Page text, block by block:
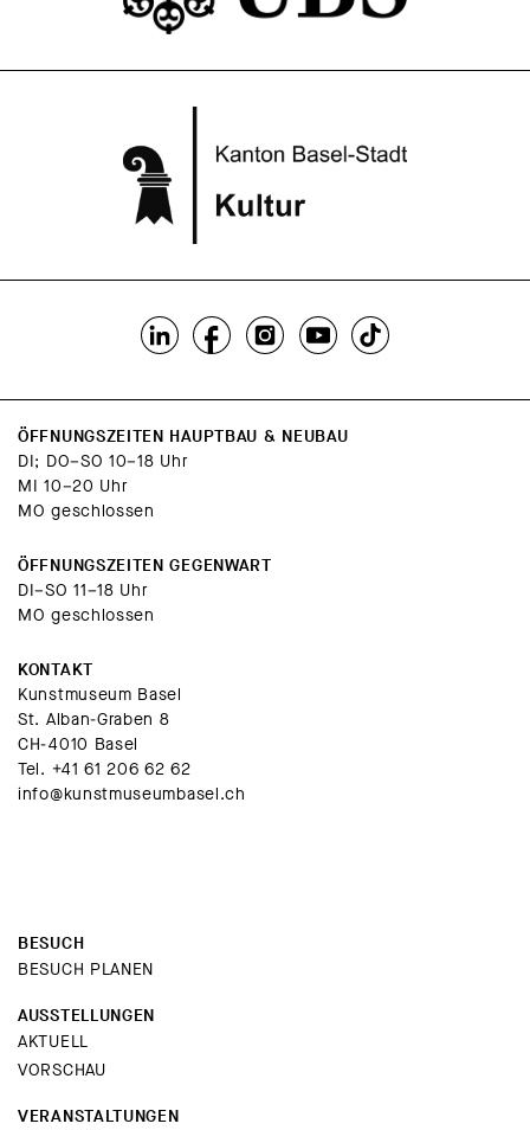
ÖFFNUNGSZEITEN HAUPTBAU & NEUBAU
DI; DO–SO 10–18 Uhr
MI 10–20 Uhr
MO geschlossen
ÖFFNUNGSZEITEN GEGENWART
DI–SO 11–18 Uhr
MO geschlossen
KONTAKT
Kunstmuseum Basel
St. Alban-Graben 8
CH-4010 Basel
Tel. +41 61 206 62 62
info@kunstmuseumbasel.ch
BESUCH
BESUCH PLANEN
AUSSTELLUNGEN
AKTUELL
VORSCHAU
VERANSTALTUNGEN